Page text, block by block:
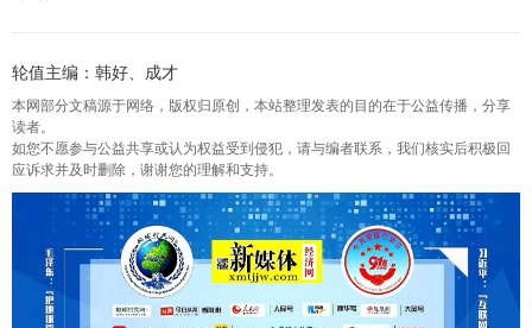
轮值主编：韩好、成才
本网部分文稿源于网络，版权归原创，本站整理发表的目的在于公益传播，分享
读者。
如您不愿参与公益共享或认为权益受到侵犯，请与编者联系，我们核实后积极回
应诉求并及时删除，谢谢您的理解和支持。